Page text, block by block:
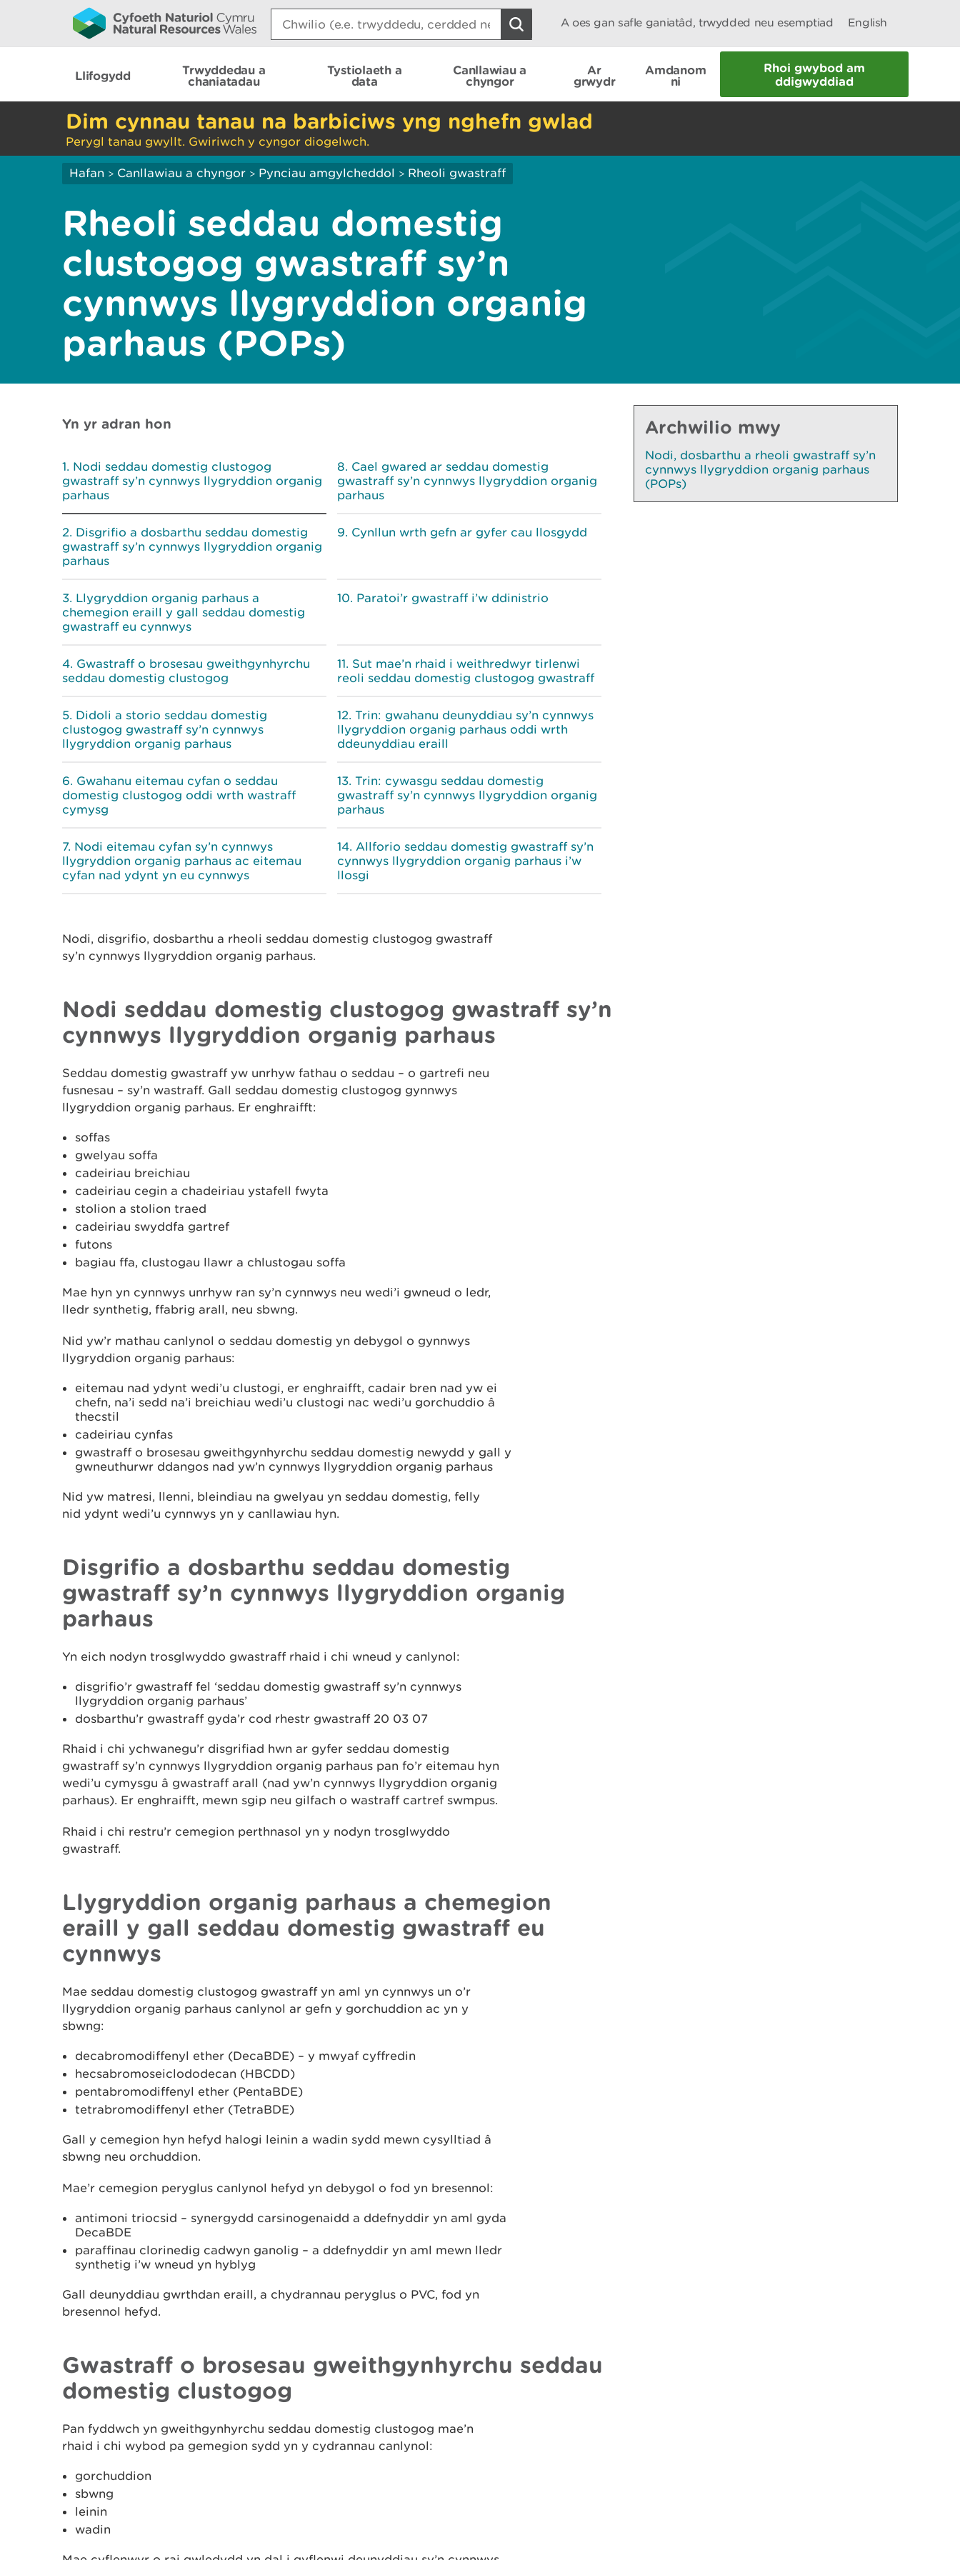
Search:
A oes gan safle ganiatâd, trwydded neu esemptiad English
Llifogydd
Trwyddedau a
chaniatadau
Tystiolaeth a
data
Canllawiau a
chyngor
Ar
grwydr
Amdanom
ni
Rhoi gwybod am
ddigwyddiad
Dim cynnau tanau na barbiciws yng nghefn gwlad
Perygl tanau gwyllt. Gwiriwch y cyngor diogelwch.
Hafan > Canllawiau a chyngor > Pynciau amgylcheddol > Rheoli gwastraff
Rheoli seddau domestig
clustogog gwastraff sy’n
cynnwys llygryddion organig
parhaus (POPs)
Yn yr adran hon
Nodi seddau domestig clustogog
gwastraff sy’n cynnwys llygryddion organig
parhaus
Disgrifio a dosbarthu seddau domestig
gwastraff sy’n cynnwys llygryddion organig
parhaus
Llygryddion organig parhaus a
chemegion eraill y gall seddau domestig
gwastraff eu cynnwys
Gwastraff o brosesau gweithgynhyrchu
seddau domestig clustogog
Didoli a storio seddau domestig
clustogog gwastraff sy’n cynnwys
llygryddion organig parhaus
Gwahanu eitemau cyfan o seddau
domestig clustogog oddi wrth wastraff
cymysg
Nodi eitemau cyfan sy’n cynnwys
llygryddion organig parhaus ac eitemau
cyfan nad ydynt yn eu cynnwys
Cael gwared ar seddau domestig
gwastraff sy’n cynnwys llygryddion organig
parhaus
Cynllun wrth gefn ar gyfer cau llosgydd
Paratoi’r gwastraff i’w ddinistrio
Sut mae’n rhaid i weithredwyr tirlenwi
reoli seddau domestig clustogog gwastraff
Trin: gwahanu deunyddiau sy’n cynnwys
llygryddion organig parhaus oddi wrth
ddeunyddiau eraill
Trin: cywasgu seddau domestig
gwastraff sy’n cynnwys llygryddion organig
parhaus
Allforio seddau domestig gwastraff sy’n
cynnwys llygryddion organig parhaus i’w
llosgi
Nodi, disgrifio, dosbarthu a rheoli seddau domestig clustogog gwastraff
sy’n cynnwys llygryddion organig parhaus.
Nodi seddau domestig clustogog gwastraff sy’n
cynnwys llygryddion organig parhaus
Seddau domestig gwastraff yw unrhyw fathau o seddau – o gartrefi neu
fusnesau – sy’n wastraff. Gall seddau domestig clustogog gynnwys
llygryddion organig parhaus. Er enghraifft:
soffas
gwelyau soffa
cadeiriau breichiau
cadeiriau cegin a chadeiriau ystafell fwyta
stolion a stolion traed
cadeiriau swyddfa gartref
futons
bagiau ffa, clustogau llawr a chlustogau soffa
Mae hyn yn cynnwys unrhyw ran sy’n cynnwys neu wedi’i gwneud o ledr,
lledr synthetig, ffabrig arall, neu sbwng.
Nid yw’r mathau canlynol o seddau domestig yn debygol o gynnwys
llygryddion organig parhaus:
eitemau nad ydynt wedi’u clustogi, er enghraifft, cadair bren nad yw ei
chefn, na’i sedd na’i breichiau wedi’u clustogi nac wedi’u gorchuddio â
thecstil
cadeiriau cynfas
gwastraff o brosesau gweithgynhyrchu seddau domestig newydd y gall y
gwneuthurwr ddangos nad yw’n cynnwys llygryddion organig parhaus
Nid yw matresi, llenni, bleindiau na gwelyau yn seddau domestig, felly
nid ydynt wedi’u cynnwys yn y canllawiau hyn.
Disgrifio a dosbarthu seddau domestig
gwastraff sy’n cynnwys llygryddion organig
parhaus
Yn eich nodyn trosglwyddo gwastraff rhaid i chi wneud y canlynol:
disgrifio’r gwastraff fel ‘seddau domestig gwastraff sy’n cynnwys
llygryddion organig parhaus’
dosbarthu’r gwastraff gyda’r cod rhestr gwastraff 20 03 07
Rhaid i chi ychwanegu’r disgrifiad hwn ar gyfer seddau domestig
gwastraff sy’n cynnwys llygryddion organig parhaus pan fo’r eitemau hyn
wedi’u cymysgu â gwastraff arall (nad yw’n cynnwys llygryddion organig
parhaus). Er enghraifft, mewn sgip neu gilfach o wastraff cartref swmpus.
Rhaid i chi restru’r cemegion perthnasol yn y nodyn trosglwyddo
gwastraff.
Llygryddion organig parhaus a chemegion
eraill y gall seddau domestig gwastraff eu
cynnwys
Mae seddau domestig clustogog gwastraff yn aml yn cynnwys un o’r
llygryddion organig parhaus canlynol ar gefn y gorchuddion ac yn y
sbwng:
decabromodiffenyl ether (DecaBDE) – y mwyaf cyffredin
hecsabromoseiclododecan (HBCDD)
pentabromodiffenyl ether (PentaBDE)
tetrabromodiffenyl ether (TetraBDE)
Gall y cemegion hyn hefyd halogi leinin a wadin sydd mewn cysylltiad â
sbwng neu orchuddion.
Mae’r cemegion peryglus canlynol hefyd yn debygol o fod yn bresennol:
antimoni triocsid – synergydd carsinogenaidd a ddefnyddir yn aml gyda
DecaBDE
paraffinau clorinedig cadwyn ganolig – a ddefnyddir yn aml mewn lledr
synthetig i’w wneud yn hyblyg
Gall deunyddiau gwrthdan eraill, a chydrannau peryglus o PVC, fod yn
bresennol hefyd.
Gwastraff o brosesau gweithgynhyrchu seddau
domestig clustogog
Pan fyddwch yn gweithgynhyrchu seddau domestig clustogog mae’n
rhaid i chi wybod pa gemegion sydd yn y cydrannau canlynol:
gorchuddion
sbwng
leinin
wadin
Archwilio mwy
Nodi, dosbarthu a rheoli gwastraff sy’n
cynnwys llygryddion organig parhaus
(POPs)